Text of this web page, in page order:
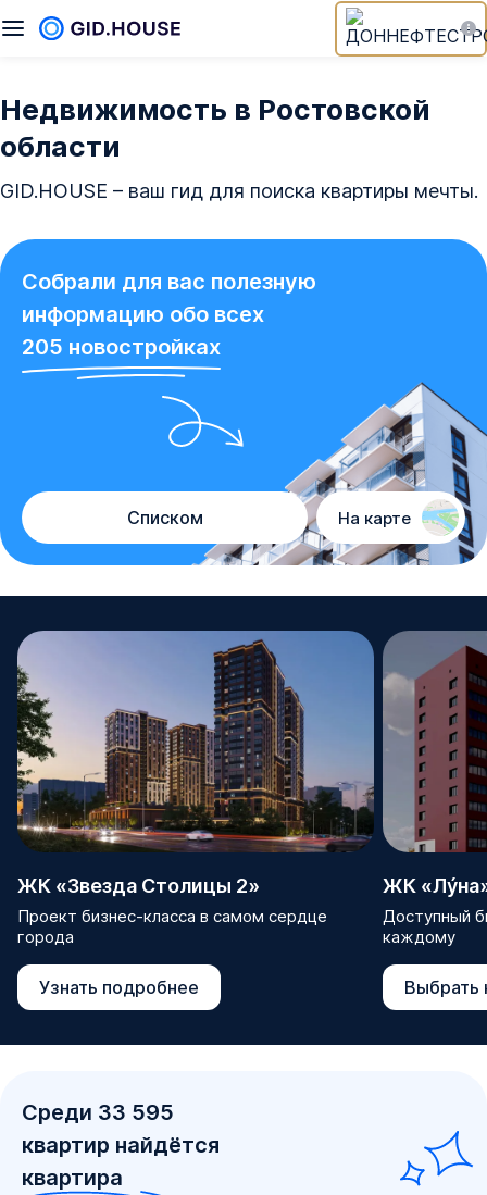
Недвижимость в Ростовской
области
GID.HOUSE – ваш гид для поиска квартиры мечты.
Собрали для вас полезную
информацию обо всех
205 новостройках
Списком На карте
ЖК «Звезда Столицы 2»
Проект бизнес-класса в самом сердце
города
Узнать подробнее
ЖК
Доступный
каждому
Выбрать
Среди 33 595
квартир найдётся
квартира